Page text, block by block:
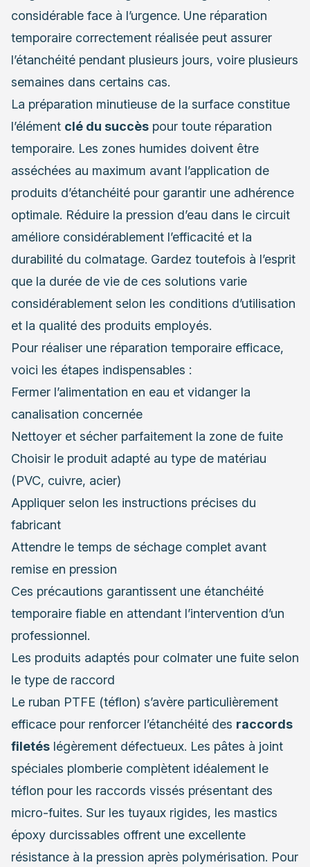
considérable face à l’urgence. Une réparation
temporaire correctement réalisée peut assurer
l’étanchéité pendant plusieurs jours, voire plusieurs
semaines dans certains cas.
La préparation minutieuse de la surface constitue
l’élément clé du succès pour toute réparation
temporaire. Les zones humides doivent être
asséchées au maximum avant l’application de
produits d’étanchéité pour garantir une adhérence
optimale. Réduire la pression d’eau dans le circuit
améliore considérablement l’efficacité et la
durabilité du colmatage. Gardez toutefois à l’esprit
que la durée de vie de ces solutions varie
considérablement selon les conditions d’utilisation
et la qualité des produits employés.
Pour réaliser une réparation temporaire efficace,
voici les étapes indispensables :
Fermer l’alimentation en eau et vidanger la
canalisation concernée
Nettoyer et sécher parfaitement la zone de fuite
Choisir le produit adapté au type de matériau
(PVC, cuivre, acier)
Appliquer selon les instructions précises du
fabricant
Attendre le temps de séchage complet avant
remise en pression
Ces précautions garantissent une étanchéité
temporaire fiable en attendant l’intervention d’un
professionnel.
Les produits adaptés pour colmater une fuite selon
le type de raccord
Le ruban PTFE (téflon) s’avère particulièrement
efficace pour renforcer l’étanchéité des raccords
filetés légèrement défectueux. Les pâtes à joint
spéciales plomberie complètent idéalement le
téflon pour les raccords vissés présentant des
micro-fuites. Sur les tuyaux rigides, les mastics
époxy durcissables offrent une excellente
résistance à la pression après polymérisation. Pour